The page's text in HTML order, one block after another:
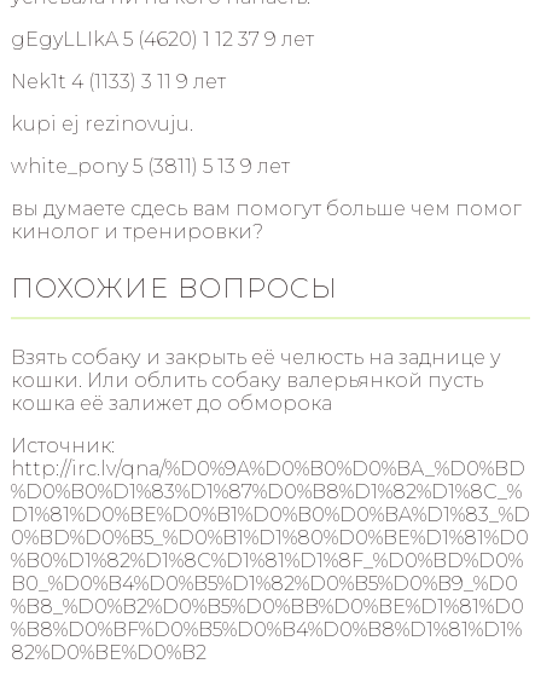
gEgyLLIkA 5 (4620) 1 12 37 9 лет
Nek1t 4 (1133) 3 11 9 лет
kupi ej rezinovuju.
white_pony 5 (3811) 5 13 9 лет
вы думаете сдесь вам помогут больше чем помог
кинолог и тренировки?
ПОХОЖИЕ ВОПРОСЫ
Взять собаку и закрыть её челюсть на заднице у
кошки. Или облить собаку валерьянкой пусть
кошка её залижет до обморока
Источник:
http://irc.lv/qna/%D0%9A%D0%B0%D0%BA_%D0%BD
%D0%B0%D1%83%D1%87%D0%B8%D1%82%D1%8C_%
D1%81%D0%BE%D0%B1%D0%B0%D0%BA%D1%83_%D
0%BD%D0%B5_%D0%B1%D1%80%D0%BE%D1%81%D0
%B0%D1%82%D1%8C%D1%81%D1%8F_%D0%BD%D0%
B0_%D0%B4%D0%B5%D1%82%D0%B5%D0%B9_%D0
%B8_%D0%B2%D0%B5%D0%BB%D0%BE%D1%81%D0
%B8%D0%BF%D0%B5%D0%B4%D0%B8%D1%81%D1%
82%D0%BE%D0%B2